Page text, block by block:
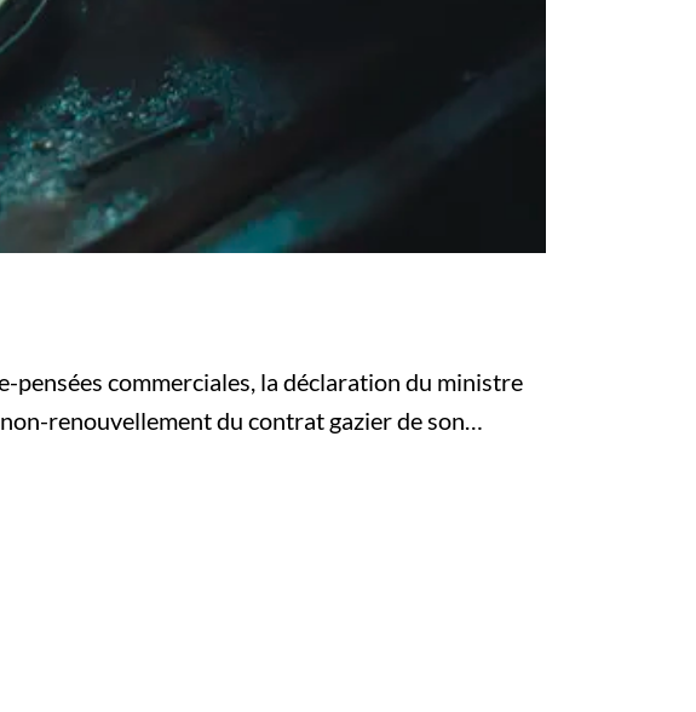
pensées commerciales, la déclaration du ministre
renouvellement du contrat gazier de son…